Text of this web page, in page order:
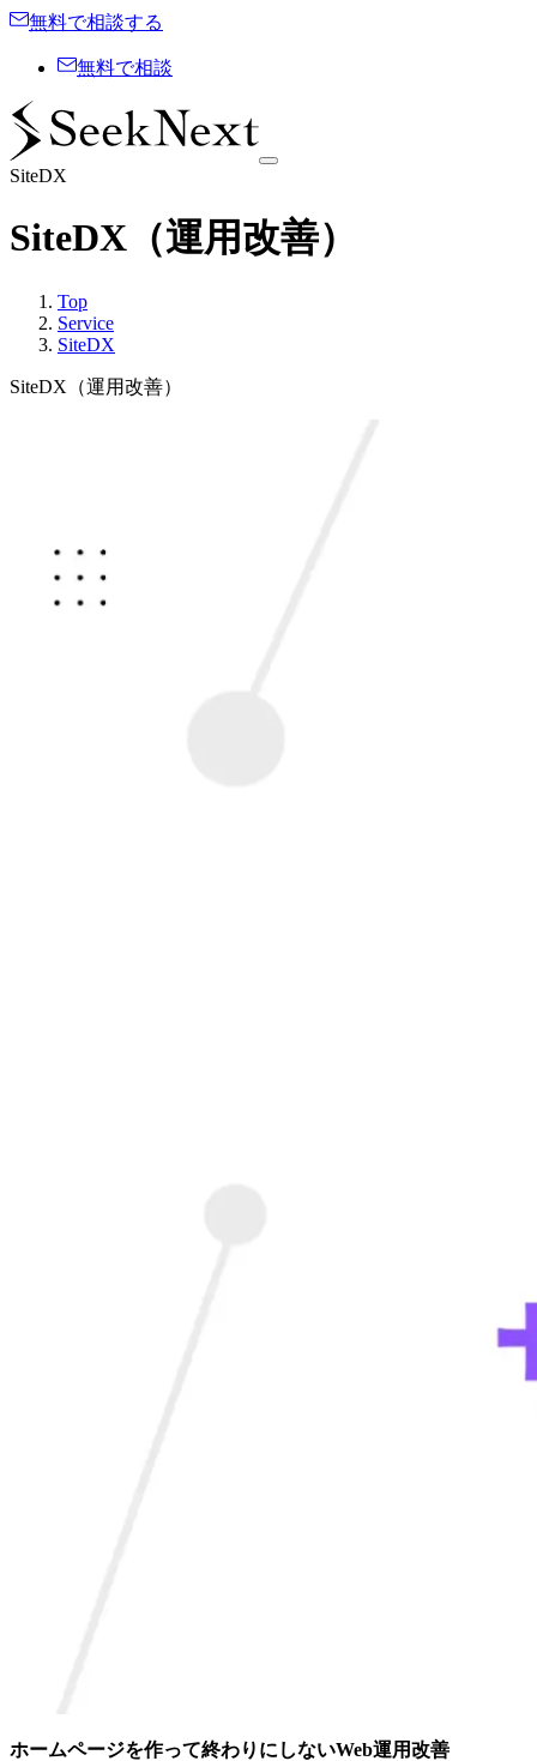
無料で相談する
無料で相談
SiteDX
SiteDX（運用改善）
Top
Service
SiteDX
SiteDX（運用改善）
ホームページを作って終わりにしないWeb運用改善